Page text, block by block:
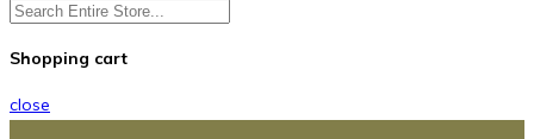
Shopping cart
close